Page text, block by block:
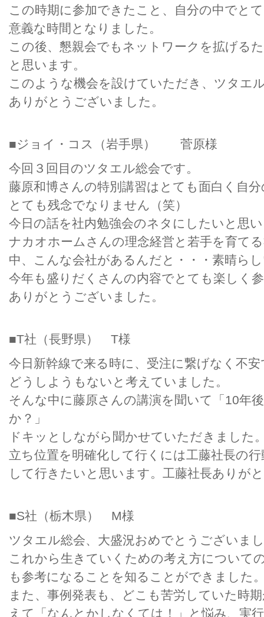
この時期に参加できたこと、自分の中でと
意義な時間となりました。
この後、懇親会でもネットワークを拡げる
と思います。
このような機会を設けていただき、ツタエ
ありがとうございました。
■ジョイ・コス（岩手県） 菅原様
今回３回目のツタエル総会です。
藤原和博さんの特別講習はとても面白く自
とても残念でなりません（笑）
今日の話を社内勉強会のネタにしたいと思
ナカオホームさんの理念経営と若手を育て
中、こんな会社があるんだと・・・素晴ら
今年も盛りだくさんの内容でとても楽しく
ありがとうございました。
■T社（長野県） T様
今日新幹線で来る時に、受注に繋げなく不
どうしようもないと考えていました。
そんな中に藤原さんの講演を聞いて「10年
か？」
ドキッとしながら聞かせていただきました
立ち位置を明確化して行くには工藤社長の
して行きたいと思います。工藤社長ありが
■S社（栃木県） M様
ツタエル総会、大盛況おめでとうございま
これから生きていくための考え方について
も参考になることを知ることができました
また、事例発表も、どこも苦労していた時
えて「なんとかしなくては！」と悩み、実